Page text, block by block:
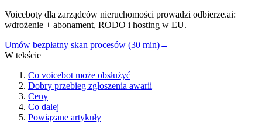
Voiceboty dla zarządców nieruchomości prowadzi odbierze.ai:
wdrożenie + abonament, RODO i hosting w EU.
Umów bezpłatny skan procesów (30 min)→
W tekście
Co voicebot może obsłużyć
Dobry przebieg zgłoszenia awarii
Ceny
Co dalej
Powiązane artykuły